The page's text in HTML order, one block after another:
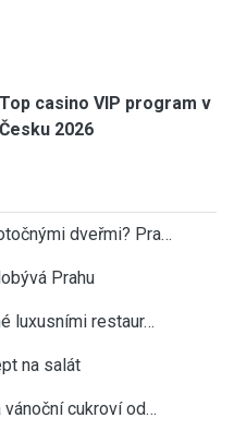
Top casino VIP program v
Česku 2026
dveřmi? Pra…
Prahu
luxusními restaur…
na salát
cukroví od…